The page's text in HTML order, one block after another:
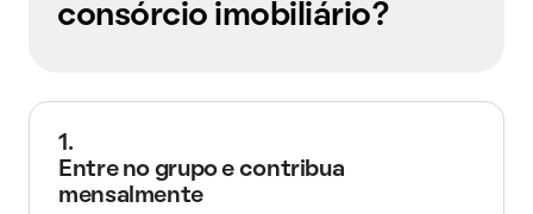
consórcio imobiliário?
1.
Entre no grupo e contribua
mensalmente